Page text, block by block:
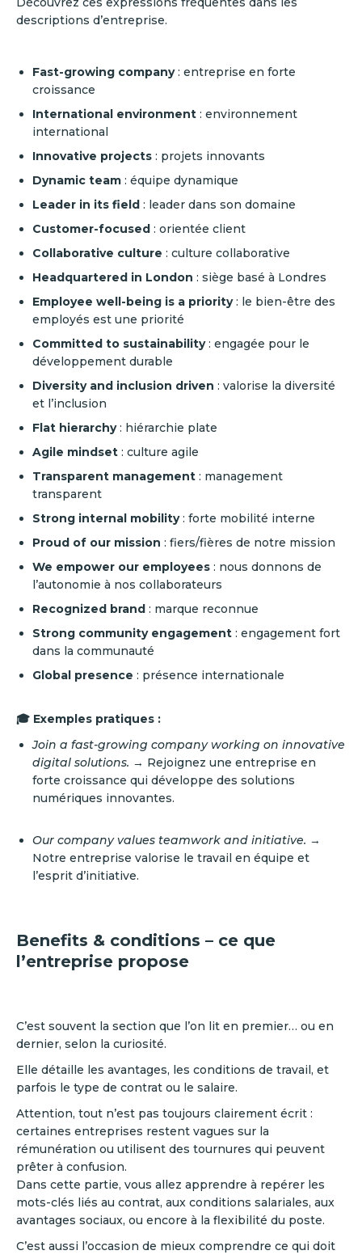
descriptions d’entreprise.
Fast-growing company: entreprise en forte
croissance
International environment : environnement
international
Innovative projects : projets innovants
Dynamic team : équipe dynamique
Leader in its field : leader dans son domaine
Customer-focused : orientée client
Collaborative culture : culture collaborative
Headquartered in London : siège basé à Londres
Employee well-being is a priority: le bien-être des
employés est une priorité
Committed to sustainability: engagée pour le
développement durable
Diversity and inclusion driven : valorise la diversité
et l’inclusion
Flat hierarchy: hiérarchie plate
Agile mindset : culture agile
Transparent management : management
transparent
Strong internal mobility: forte mobilité interne
Proud of our mission : fiers/fières de notre mission
We empower our employees : nous donnons de
l’autonomie à nos collaborateurs
Recognized brand : marque reconnue
Strong community engagement : engagement fort
dans la communauté
Global presence : présence internationale
🎓 Exemples pratiques :
Join a fast-growing company working on innovative
digital solutions. → Rejoignez une entreprise en
forte croissance qui développe des solutions
numériques innovantes.
Our company values teamwork and initiative. →
Notre entreprise valorise le travail en équipe et
l’esprit d’initiative.
Benefits & conditions – ce que
l’entreprise propose
C’est souvent la section que l’on lit en premier… ou en
dernier, selon la curiosité.
Elle détaille les avantages, les conditions de travail, et
parfois le type de contrat ou le salaire.
Attention, tout n’est pas toujours clairement écrit :
certaines entreprises restent vagues sur la
rémunération ou utilisent des tournures qui peuvent
prêter à confusion.
Dans cette partie, vous allez apprendre à repérer les
mots-clés liés au contrat, aux conditions salariales, aux
avantages sociaux, ou encore à la flexibilité du poste.
C’est aussi l’occasion de mieux comprendre ce qui doit